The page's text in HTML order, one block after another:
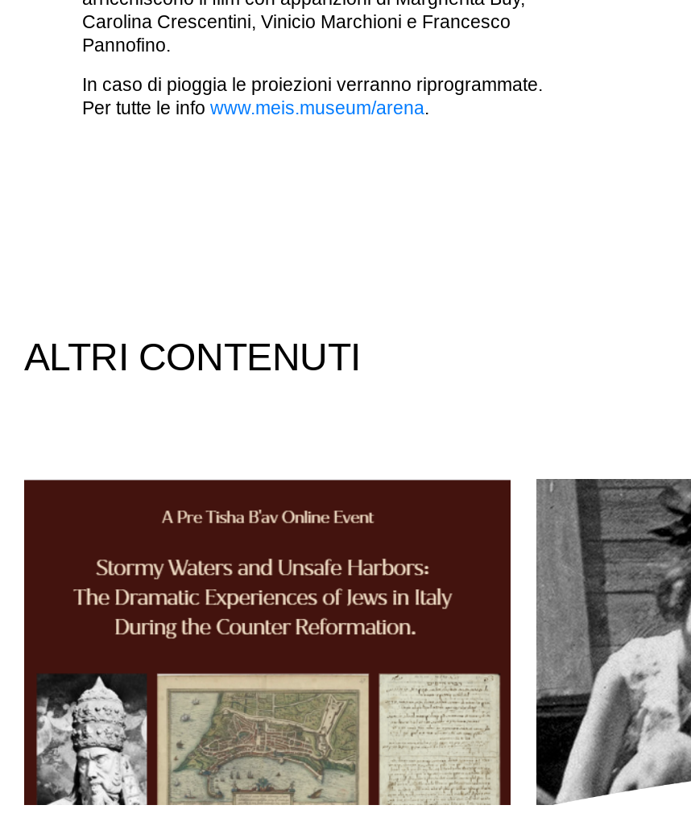
Carolina Crescentini, Vinicio Marchioni e Francesco
Pannofino.
In caso di pioggia le proiezioni verranno riprogrammate.
Per tutte le info www.meis.museum/arena.
ALTRI CONTENUTI